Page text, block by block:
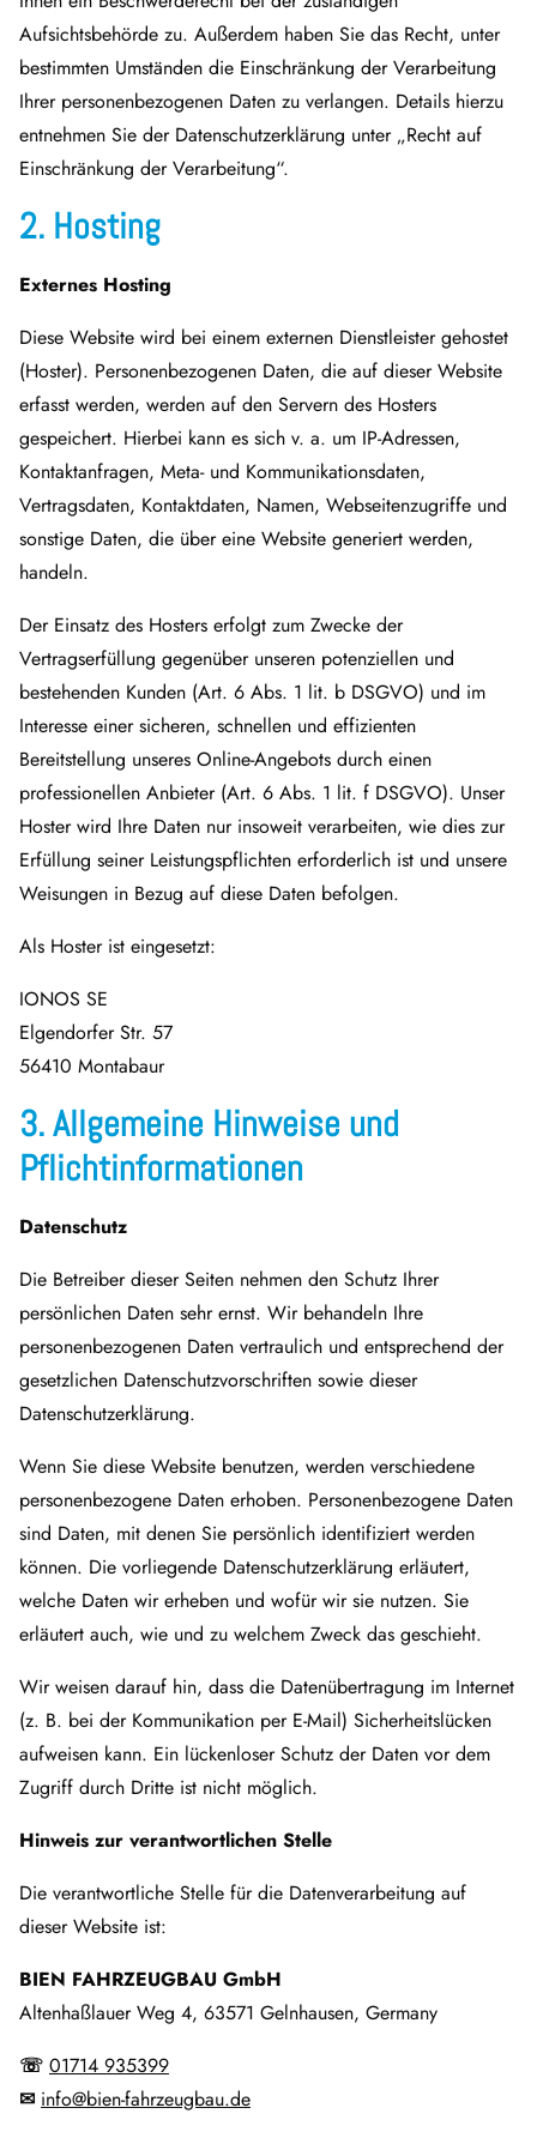
Aufsichtsbehörde zu. Außerdem haben Sie das Recht, unter
bestimmten Umständen die Einschränkung der Verarbeitung
Ihrer personenbezogenen Daten zu verlangen. Details hierzu
entnehmen Sie der Datenschutzerklärung unter „Recht auf
Einschränkung der Verarbeitung“.
2. Hosting
Externes Hosting
Diese Website wird bei einem externen Dienstleister gehostet
(Hoster). Personenbezogenen Daten, die auf dieser Website
erfasst werden, werden auf den Servern des Hosters
gespeichert. Hierbei kann es sich v. a. um IP-Adressen,
Kontaktanfragen, Meta- und Kommunikationsdaten,
Vertragsdaten, Kontaktdaten, Namen, Webseitenzugriffe und
sonstige Daten, die über eine Website generiert werden,
handeln.
Der Einsatz des Hosters erfolgt zum Zwecke der
Vertragserfüllung gegenüber unseren potenziellen und
bestehenden Kunden (Art. 6 Abs. 1 lit. b DSGVO) und im
Interesse einer sicheren, schnellen und effizienten
Bereitstellung unseres Online-Angebots durch einen
professionellen Anbieter (Art. 6 Abs. 1 lit. f DSGVO). Unser
Hoster wird Ihre Daten nur insoweit verarbeiten, wie dies zur
Erfüllung seiner Leistungspflichten erforderlich ist und unsere
Weisungen in Bezug auf diese Daten befolgen.
Als Hoster ist eingesetzt:
IONOS SE
Elgendorfer Str. 57
56410 Montabaur
3. Allgemeine Hinweise und
Pflichtinformationen
Datenschutz
Die Betreiber dieser Seiten nehmen den Schutz Ihrer
persönlichen Daten sehr ernst. Wir behandeln Ihre
personenbezogenen Daten vertraulich und entsprechend der
gesetzlichen Datenschutzvorschriften sowie dieser
Datenschutzerklärung.
Wenn Sie diese Website benutzen, werden verschiedene
personenbezogene Daten erhoben. Personenbezogene Daten
sind Daten, mit denen Sie persönlich identifiziert werden
können. Die vorliegende Datenschutzerklärung erläutert,
welche Daten wir erheben und wofür wir sie nutzen. Sie
erläutert auch, wie und zu welchem Zweck das geschieht.
Wir weisen darauf hin, dass die Datenübertragung im Internet
(z. B. bei der Kommunikation per E-Mail) Sicherheitslücken
aufweisen kann. Ein lückenloser Schutz der Daten vor dem
Zugriff durch Dritte ist nicht möglich.
Hinweis zur verantwortlichen Stelle
Die verantwortliche Stelle für die Datenverarbeitung auf
dieser Website ist:
BIEN FAHRZEUGBAU GmbH
Altenhaßlauer Weg 4, 63571 Gelnhausen, Germany
☏ 01714 935399
✉ info@bien-fahrzeugbau.de